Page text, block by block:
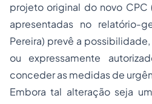
projeto original do novo CPC
apresentadas no relatório-
Pereira) prevê a
ou expressamente
conceder as medidas de
Embora tal alteração seja